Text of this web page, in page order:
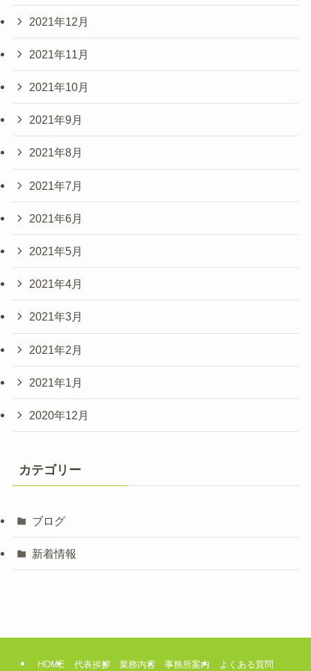
2021年12月
2021年11月
2021年10月
2021年9月
2021年8月
2021年7月
2021年6月
2021年5月
2021年4月
2021年3月
2021年2月
2021年1月
2020年12月
カテゴリー
ブログ
新着情報
HOME 代表挨拶 業務内容 事務所案内 よくある質問